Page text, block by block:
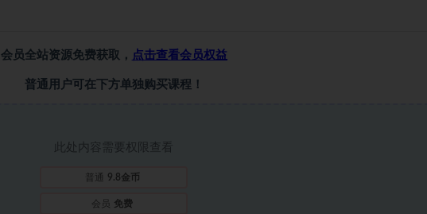
会员全站资源免费获取， 点击查看会员权益
普通用户可在下方单独购买课程！
此处内容需要权限查看
普通 9.8金币
会员 免费